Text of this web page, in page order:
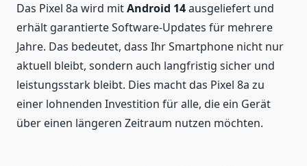
Das Pixel 8a wird mitAndroid 14ausgeliefert und
erhält garantierte Software-Updates für mehrere
Jahre. Das bedeutet, dass Ihr Smartphone nicht nur
aktuell bleibt, sondern auch langfristig sicher und
leistungsstark bleibt. Dies macht das Pixel 8a zu
einer lohnenden Investition für alle, die ein Gerät
über einen längeren Zeitraum nutzen möchten.